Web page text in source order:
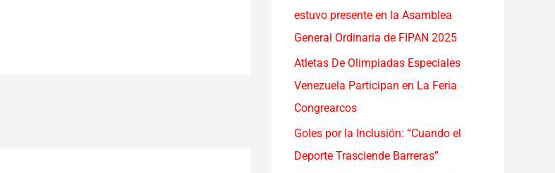
:estuvo presente en la Asamblea
General Ordinaria de FIPAN 2025
Atletas De Olimpiadas Especiales
Venezuela Participan en La Feria
Congrearcos
Goles por la Inclusión: “Cuando el
Deporte Trasciende Barreras”